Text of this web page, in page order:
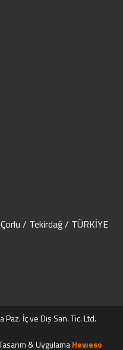
/ Tekirdağ / TÜRKİYE
İç ve Dış San. Tic. Ltd.
& UygulamaHeweso